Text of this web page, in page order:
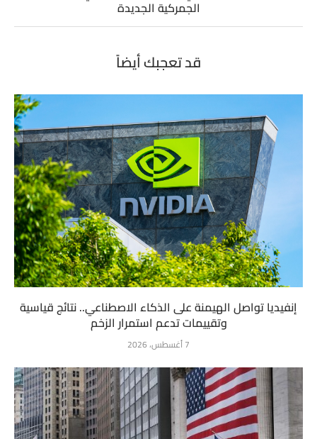
الجمركية الجديدة
قد تعجبك أيضاً
إنفيديا تواصل الهيمنة على الذكاء الاصطناعي.. نتائج قياسية
وتقييمات تدعم استمرار الزخم
7 أغسطس، 2026